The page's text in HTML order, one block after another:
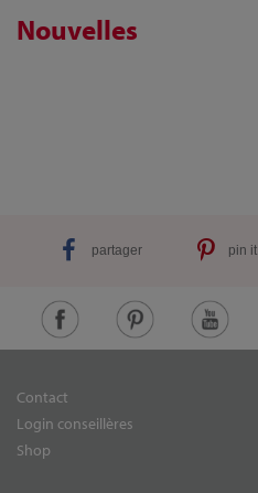
Nouvelles
partager pin it
Contact
Login conseillères
Shop